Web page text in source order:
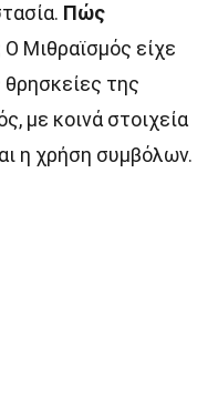
Πώς
Ο Μιθραϊσμός είχε
της
με κοινά στοιχεία
η χρήση συμβόλων.